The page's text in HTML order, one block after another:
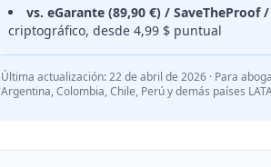
vs. eGarante (89,90 €) /
criptográfico, desde 4,99 $ puntual
Última actualización:22 de abril de 2026 · Para
Argentina, Colombia, Chile, Perú y demás países